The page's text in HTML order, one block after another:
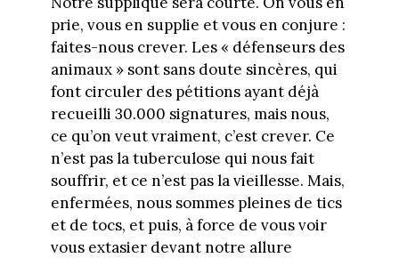
prie, vous en supplie et vous en conjure :
faites-nous crever. Les « défenseurs des
animaux » sont sans doute sincères, qui
font circuler des pétitions ayant déjà
recueilli 30.000 signatures, mais nous,
ce qu’on veut vraiment, c’est crever. Ce
n’est pas la tuberculose qui nous fait
souffrir, et ce n’est pas la vieillesse. Mais,
enfermées, nous sommes pleines de tics
et de tocs, et puis, à force de vous voir
vous extasier devant notre allure